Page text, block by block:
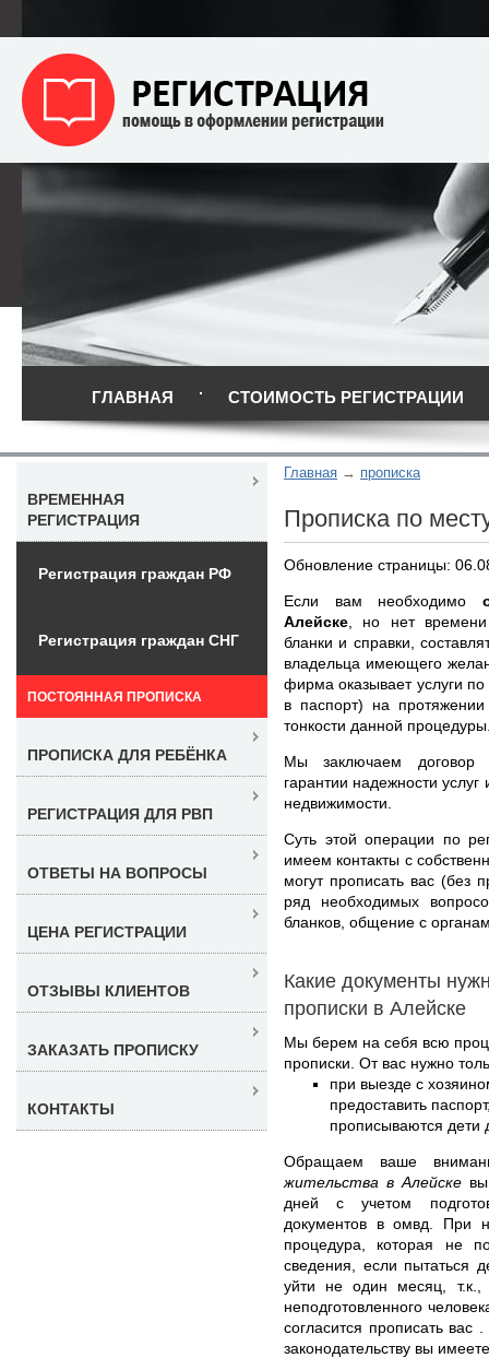
ГЛАВНАЯ СТОИМОСТЬ РЕГИСТРАЦИИ
Главная прописка
Прописка по
Обновление страницы:
Если вам необходимо
Алейске , но нет
бланки и справки,
владельца имеющего
фирма оказывает услуги
в паспорт) на
тонкости данной
Мы заключаем договор
гарантии надежности
недвижимости.
Суть этой операции по
имеем контакты с
могут прописать вас
ряд необходимых
бланков, общение с
Какие документы
прописки в Алейске
Мы берем на себя всю
прописки. От вас нужно
при выезде с
предоставить
прописываются дети
Обращаем ваше
жительства в Алейске
дней с учетом
документов в омвд. При
процедура, которая не
сведения, если пытаться
уйти не один месяц, т.к.,
неподготовленного
согласится прописать вас
законодательству вы
ВРЕМЕННАЯ
РЕГИСТРАЦИЯ
Регистрация граждан РФ
Регистрация граждан СНГ
ПОСТОЯННАЯ ПРОПИСКА
ПРОПИСКА ДЛЯ РЕБЁНКА
РЕГИСТРАЦИЯ ДЛЯ РВП
ОТВЕТЫ НА ВОПРОСЫ
ЦЕНА РЕГИСТРАЦИИ
ОТЗЫВЫ КЛИЕНТОВ
ЗАКАЗАТЬ ПРОПИСКУ
КОНТАКТЫ